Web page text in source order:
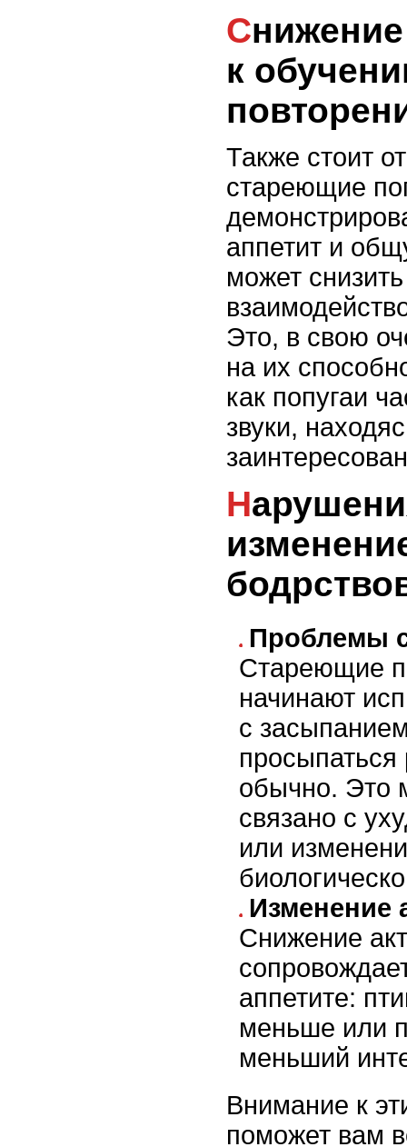
Снижение способности
к
Также стоит
стареющие
аппетит и
может
Это, в свою
на их
как попугаи
звуки,
Нарушения сна и
Проблемы
Стареющие
начинают
с
обычно. Это
связано с
или
Изменение
Снижение
аппетите:
меньше или
меньший
Внимание к
поможет вам